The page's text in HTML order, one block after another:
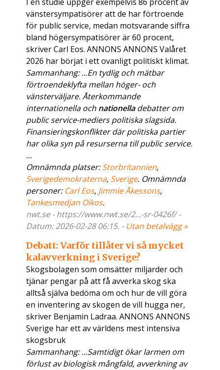
vänstersympatisörer att de har förtroende
för public service, medan motsvarande siffra
bland högersympatisörer är 60 procent,
skriver Carl Eos. ANNONS ANNONS Valåret
2026 har börjat i ett ovanligt politiskt klimat.
Sammanhang: ...En tydlig och mätbar
förtroendeklyfta mellan höger- och
vänsterväljare. Återkommande
internationella och nationelladebatter om
public service-mediers politiska slagsida.
Finansieringskonflikter där politiska partier
har olika syn på resurserna till public service.
...
Omnämnda platser:Storbritannien,
Sverigedemokraterna, Sverige. Omnämnda
personer: Carl Eos, Jimmie Åkessons,
Tankesmedjan Oikos.
nwt.se - https://www.nwt.se/2...-sr-0426f/ -
Datum: 2026-02-28 06:15. - Utan betalvägg »
Debatt: Varför tillåter vi så mycket
kalavverkning i Sverige?
Skogsbolagen som omsätter miljarder och
tjänar pengar på att få avverka skog ska
alltså själva bedöma om och hur de vill göra
en inventering av skogen de vill hugga ner,
skriver Benjamin Ladraa. ANNONS ANNONS
Sverige har ett av världens mest intensiva
skogsbruk
Sammanhang: ...Samtidigt ökar larmen om
förlust av biologisk mångfald, avverkning av